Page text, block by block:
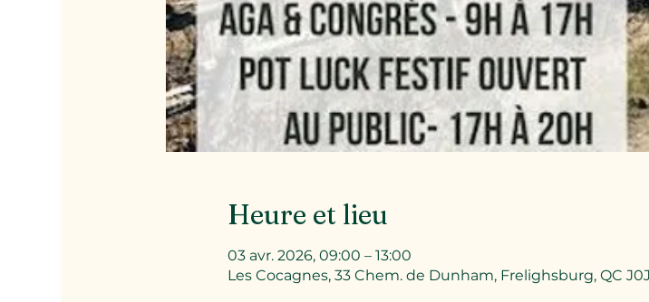
Heure et lieu
03 avr. 2026, 09:00 – 13:00
Les Cocagnes, 33 Chem. de Dunham, Frelighsburg, QC